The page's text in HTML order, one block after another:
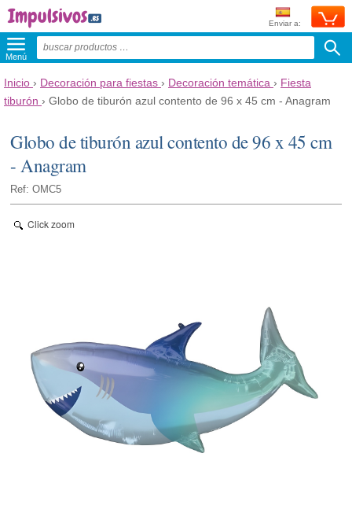
Enviar a:
Menú
Inicio › Decoración para fiestas › Decoración temática › Fiesta
tiburón › Globo de tiburón azul contento de 96 x 45 cm - Anagram
Globo de tiburón azul contento de 96 x 45 cm
- Anagram
Ref: OMC5
Click zoom